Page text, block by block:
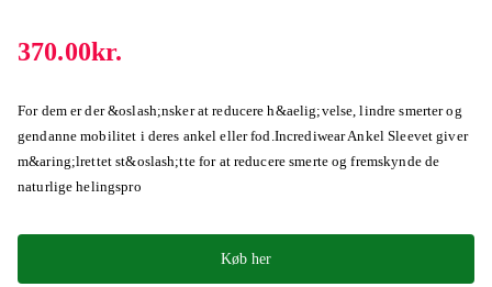
370.00kr.
For dem er der &oslash;nsker at reducere h&aelig;velse, lindre smerter og
gendanne mobilitet i deres ankel eller fod.Incrediwear Ankel Sleevet giver
m&aring;lrettet st&oslash;tte for at reducere smerte og fremskynde de
naturlige helingspro
Køb her